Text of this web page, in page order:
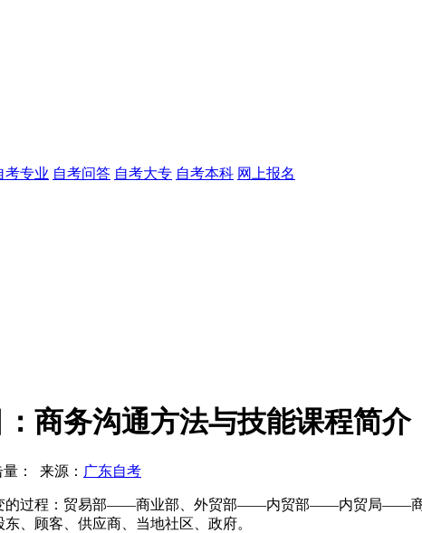
考专业 自考问答 自考大专 自考本科 网上报名
商务沟通方法与技能课程简介
： 来源： 广东自考
过程：贸易部——商业部、外贸部——内贸部——内贸局——商务
、顾客、供应商、当地社区、政府。